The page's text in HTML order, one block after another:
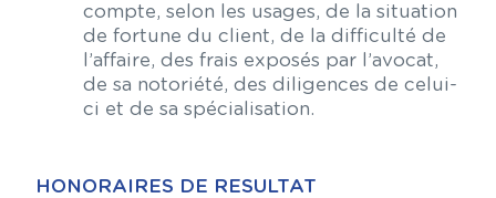
compte, selon les usages, de la situation
de fortune du client, de la difficulté de
l’affaire, des frais exposés par l’avocat,
de sa notoriété, des diligences de celui-
ci et de sa spécialisation.
HONORAIRES DE RESULTAT